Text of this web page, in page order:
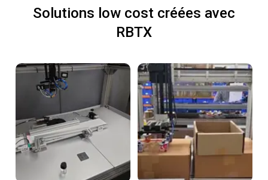
Solutions low cost créées avec
RBTX